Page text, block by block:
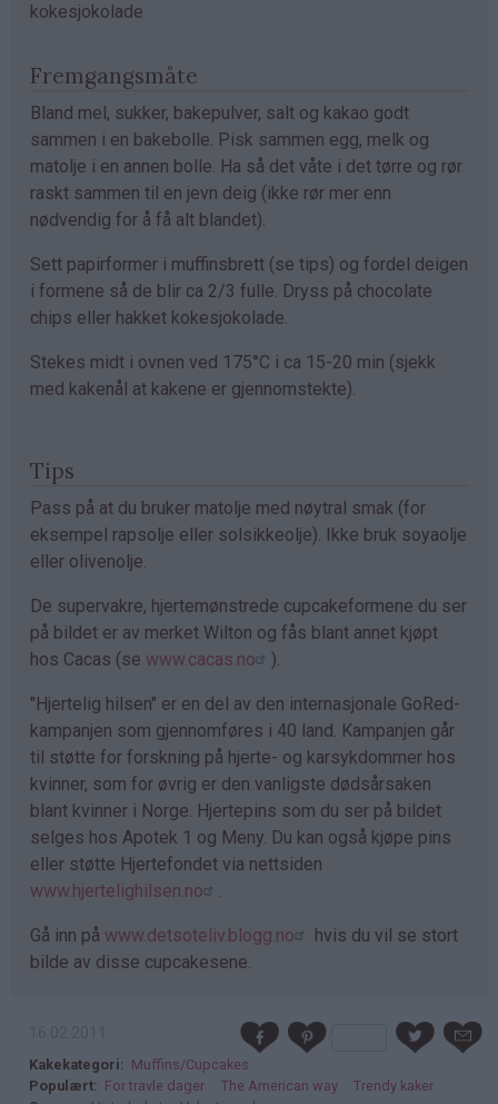
kokesjokolade
Fremgangsmåte
Bland mel, sukker, bakepulver, salt og kakao godt
sammen i en bakebolle. Pisk sammen egg, melk og
matolje i en annen bolle. Ha så det våte i det tørre og rør
raskt sammen til en jevn deig (ikke rør mer enn
nødvendig for å få alt blandet).
Sett papirformer i muffinsbrett (se tips) og fordel deigen
i formene så de blir ca 2/3 fulle. Dryss på chocolate
chips eller hakket kokesjokolade.
Stekes midt i ovnen ved 175°C i ca 15-20 min (sjekk
med kakenål at kakene er gjennomstekte).
Tips
Pass på at du bruker matolje med nøytral smak (for
eksempel rapsolje eller solsikkeolje). Ikke bruk soyaolje
eller olivenolje.
De supervakre, hjertemønstrede cupcakeformene du ser
på bildet er av merket Wilton og fås blant annet kjøpt
hos Cacas (se www.cacas.no ).
"Hjertelig hilsen" er en del av den internasjonale GoRed-
kampanjen som gjennomføres i 40 land. Kampanjen går
til støtte for forskning på hjerte- og karsykdommer hos
kvinner, som for øvrig er den vanligste dødsårsaken
blant kvinner i Norge. Hjertepins som du ser på bildet
selges hos Apotek 1 og Meny. Du kan også kjøpe pins
eller støtte Hjertefondet via nettsiden
www.hjertelighilsen.no
.
Gå inn på www.detsoteliv.blogg.no
hvis du vil se stort
bilde av disse cupcakesene.
Kakekategori
Muffins/Cupcakes
Populært
For travle dager The American way
Trendy kaker